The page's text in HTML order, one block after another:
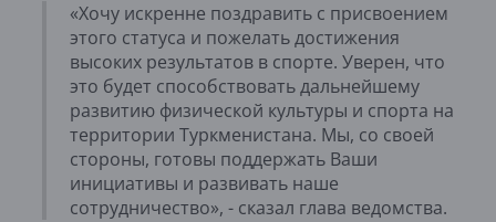
«Хочу искренне поздравить с присвоением
этого статуса и пожелать достижения
высоких результатов в спорте. Уверен, что
это будет способствовать дальнейшему
развитию физической культуры и спорта на
территории Туркменистана. Мы, со своей
стороны, готовы поддержать Ваши
инициативы и развивать наше
сотрудничество», - сказал глава ведомства.